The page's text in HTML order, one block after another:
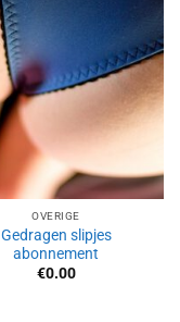
OVERIGE
Gedragen slipjes
abonnement
€0.00